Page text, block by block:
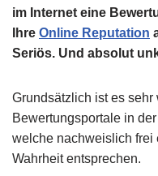
im Internet eine
Ihre Online Reputation
Seriös. Und absolut
Grundsätzlich ist es
Bewertungsportale in
welche nachweislich frei
Wahrheit entsprechen.